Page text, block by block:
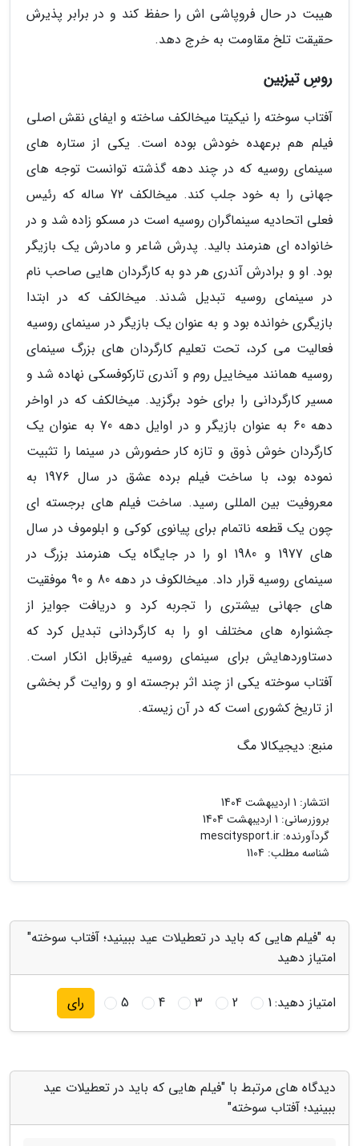
هیبت در حال فروپاشی اش را حفظ کند و در برابر پذیرش
حقیقت تلخ مقاومت به خرج دهد.
روسِ تیزبین
آفتاب سوخته را نیکیتا میخالکف ساخته و ایفای نقش اصلی
فیلم هم برعهده خودش بوده است. یکی از ستاره های
سینمای روسیه که در چند دهه گذشته توانست توجه های
جهانی را به خود جلب کند. میخالکف 72 ساله که رئیس
فعلی اتحادیه سینماگران روسیه است در مسکو زاده شد و در
خانواده ای هنرمند بالید. پدرش شاعر و مادرش یک بازیگر
بود. او و برادرش آندری هر دو به کارگردان هایی صاحب نام
در سینمای روسیه تبدیل شدند. میخالکف که در ابتدا
بازیگری خوانده بود و به عنوان یک بازیگر در سینمای روسیه
فعالیت می کرد، تحت تعلیم کارگردان های بزرگ سینمای
روسیه همانند میخاییل روم و آندری تارکوفسکی نهاده شد و
مسیر کارگردانی را برای خود برگزید. میخالکف که در اواخر
دهه 60 به عنوان بازیگر و در اوایل دهه 70 به عنوان یک
کارگردان خوش ذوق و تازه کار حضورش در سینما را تثبیت
نموده بود، با ساخت فیلم برده عشق در سال 1976 به
معروفیت بین المللی رسید. ساخت فیلم های برجسته ای
چون یک قطعه ناتمام برای پیانوی کوکی و ابلوموف در سال
های 1977 و 1980 او را در جایگاه یک هنرمند بزرگ در
سینمای روسیه قرار داد. میخالکوف در دهه 80 و 90 موفقیت
های جهانی بیشتری را تجربه کرد و دریافت جوایز از
جشنواره های مختلف او را به کارگردانی تبدیل کرد که
دستاوردهایش برای سینمای روسیه غیرقابل انکار است.
آفتاب سوخته یکی از چند اثر برجسته او و روایت گر بخشی
از تاریخ کشوری است که در آن زیسته.
منبع: دیجیکالا مگ
انتشار: 1 اردیبهشت 1404
بروزرسانی: 1 اردیبهشت 1404
گردآورنده: mescitysport.ir
شناسه مطلب: 1104
به "فیلم هایی که باید در تعطیلات عید ببینید؛ آفتاب سوخته"
امتیاز دهید
امتیاز دهید:1
2
3
4
5 رای
دیدگاه های مرتبط با "فیلم هایی که باید در تعطیلات عید
ببینید؛ آفتاب سوخته"